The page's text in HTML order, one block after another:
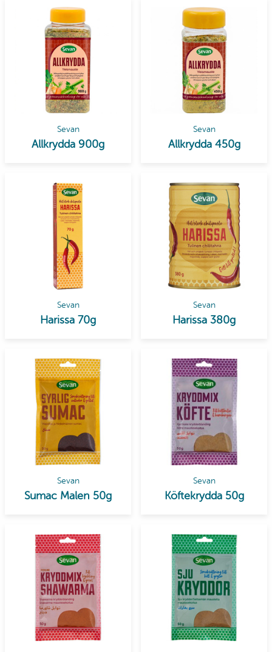
Sevan
Allkrydda 900g
Sevan
Allkrydda 450g
Sevan
Harissa 70g
Sevan
Harissa 380g
Sevan
Sumac Malen 50g
Sevan
Köftekrydda 50g